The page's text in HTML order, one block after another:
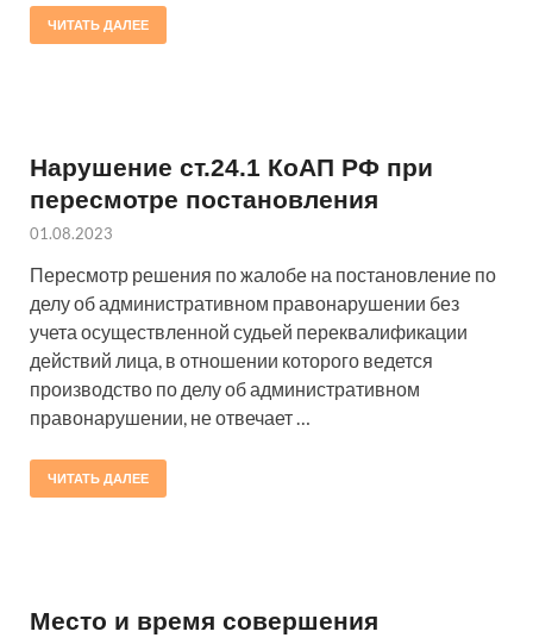
ЧИТАТЬ ДАЛЕЕ
Нарушение ст.24.1 КоАП РФ при
пересмотре постановления
01.08.2023
Пересмотр решения по жалобе на постановление по
делу об административном правонарушении без
учета осуществленной судьей переквалификации
действий лица, в отношении которого ведется
производство по делу об административном
правонарушении, не отвечает …
ЧИТАТЬ ДАЛЕЕ
Место и время совершения